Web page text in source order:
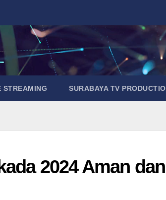
STREAMING SURABAYA TV
2024 Aman